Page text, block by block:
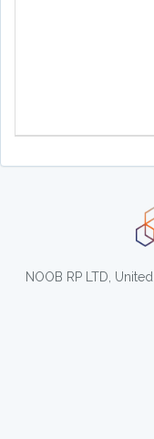
NOOB RP LTD,